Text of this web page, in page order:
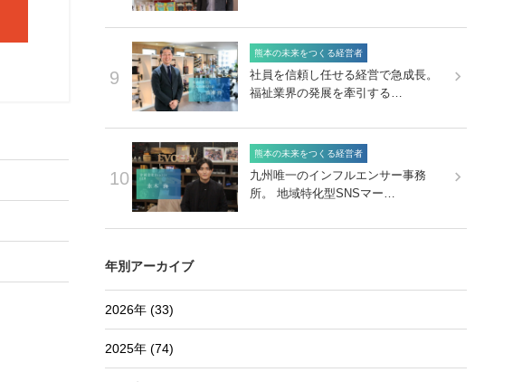
9
熊本の未来をつくる経営者
社員を信頼し任せる経営で急成長。
福祉業界の発展を牽引する…
10
熊本の未来をつくる経営者
九州唯一のインフルエンサー事務
所。 地域特化型SNSマー…
年別アーカイブ
2026年 (33)
2025年 (74)